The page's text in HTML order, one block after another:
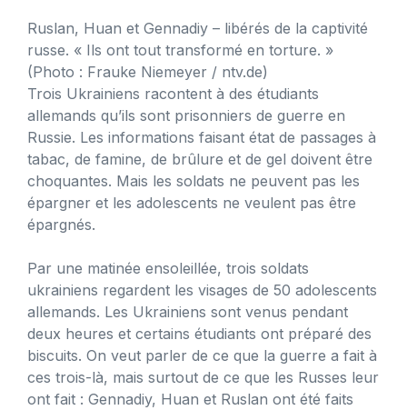
Ruslan, Huan et Gennadiy – libérés de la captivité
russe. « Ils ont tout transformé en torture. »
(Photo : Frauke Niemeyer / ntv.de)
Trois Ukrainiens racontent à des étudiants
allemands qu’ils sont prisonniers de guerre en
Russie. Les informations faisant état de passages à
tabac, de famine, de brûlure et de gel doivent être
choquantes. Mais les soldats ne peuvent pas les
épargner et les adolescents ne veulent pas être
épargnés.
Par une matinée ensoleillée, trois soldats
ukrainiens regardent les visages de 50 adolescents
allemands. Les Ukrainiens sont venus pendant
deux heures et certains étudiants ont préparé des
biscuits. On veut parler de ce que la guerre a fait à
ces trois-là, mais surtout de ce que les Russes leur
ont fait : Gennadiy, Huan et Ruslan ont été faits